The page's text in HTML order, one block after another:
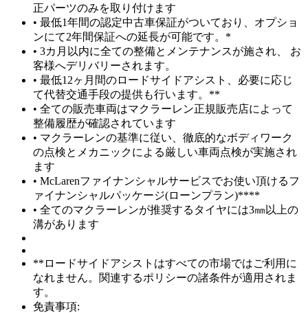
正パーツのみを取り付けます
• 最低1年間の認定中古車保証がついており、オプショ
ンにて2年間保証への延長が可能です。*
• 3カ月以内に全ての整備とメンテナンスが施され、 お
客様へデリバリーされます。
• 最低12ヶ月間のロードサイドアシスト、必要に応じ
て代替交通手段の提供も行います。**
• 全ての販売車両はマクラーレン正規販売店によって
整備履歴が確認されています
• マクラーレンの基準に従い、徹底的なボディワーク
の点検とメカニックによる厳しい車両点検が実施され
ます
• McLarenファイナンシャルサービスでお使い頂けるフ
ァイナンシャルパッケージ(ローンプラン)****
• 全てのマクラーレンが推奨するタイヤには3㎜以上の
溝があります
**ロードサイドアシストはすべての市場ではご利用に
なれません。関連するポリシーの諸条件が適用されま
す。
免責事項: